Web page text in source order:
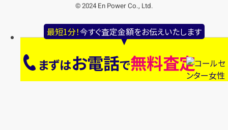
最短1分！今すぐ査定金額をお伝えいたします
まずはお電話で無料査定
© 2024 En Power Co., Ltd.